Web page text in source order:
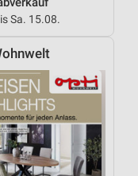
Sa. 15.08.